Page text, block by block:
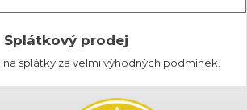
Splátkový prodej
splátky za velmi výhodných podmínek.